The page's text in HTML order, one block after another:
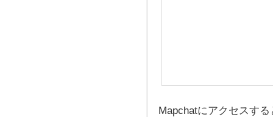
Mapchatにアクセスす